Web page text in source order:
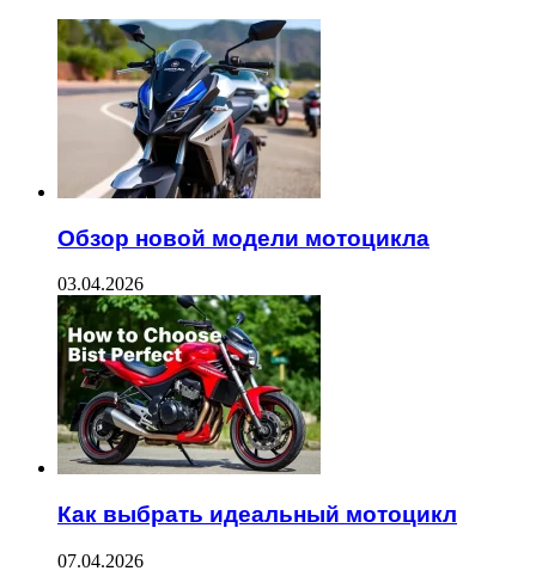
Обзор новой модели мотоцикла
03.04.2026
Как выбрать идеальный мотоцикл
07.04.2026